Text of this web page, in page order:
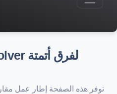
توفر هذه الصفحة إطار عمل